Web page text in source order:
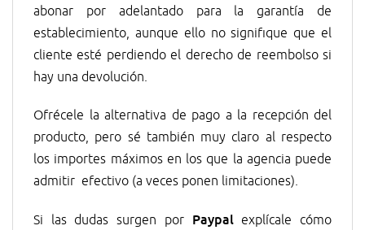
abonar por adelantado para la garantía de
establecimiento, aunque ello no signifique que el
cliente esté perdiendo el derecho de reembolso si
hay una devolución.
Ofrécele la alternativa de pago a la recepción del
producto, pero sé también muy claro al respecto
los importes máximos en los que la agencia puede
admitir efectivo (a veces ponen limitaciones).
Si las dudas surgen por Paypalexplícale cómo